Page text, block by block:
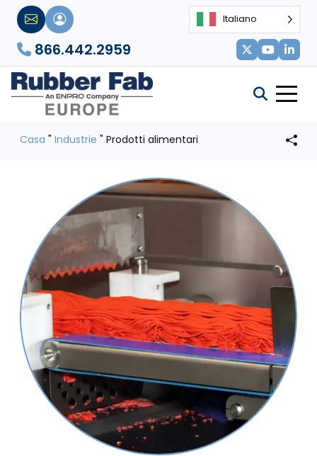
Italiano
866.442.2959
Casa " Industrie " Prodotti alimentari